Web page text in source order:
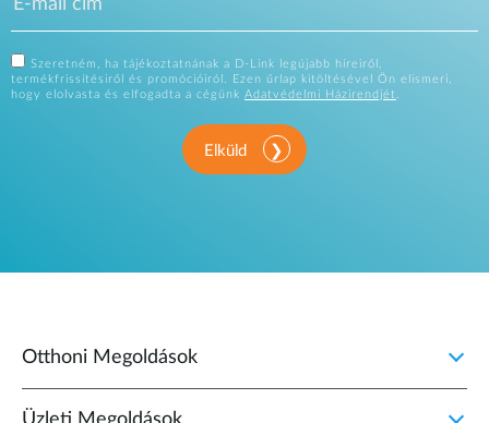
Szeretném, ha tájékoztatnának a D-Link legújabb híreiről,
termékfrissítésiről és promócióiról. Ezen űrlap kitöltésével Ön elismeri,
hogy elolvasta és elfogadta a cégünk Adatvédelmi Házirendjét.
Elküld
Otthoni Megoldások